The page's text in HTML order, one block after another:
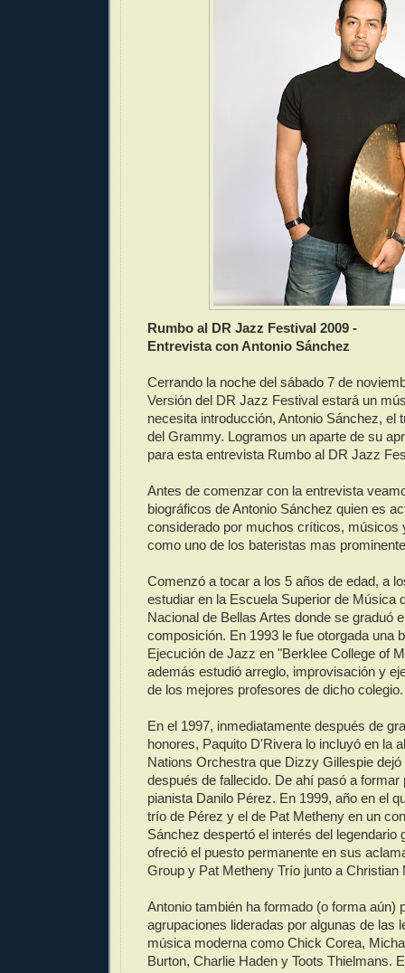
Rumbo al DR Jazz Festival 2009 -
Entrevista con Antonio Sánchez
Cerrando la noche del sábado 7 de
Versión del DR Jazz Festival estará un
necesita introducción, Antonio Sánchez, el
del Grammy. Logramos un aparte de su
para esta entrevista Rumbo al DR Jazz
Antes de comenzar con la entrevista
biográficos de Antonio Sánchez quien es
considerado por muchos críticos, músicos
como uno de los bateristas mas
Comenzó a tocar a los 5 años de edad, a
estudiar en la Escuela Superior de Música
Nacional de Bellas Artes donde se graduó
composición. En 1993 le fue otorgada una
Ejecución de Jazz en "Berklee College of
además estudió arreglo, improvisación y
de los mejores profesores de dicho colegio.
En el 1997, inmediatamente después de
honores, Paquito D'Rivera lo incluyó en la
Nations Orchestra que Dizzy Gillespie
después de fallecido. De ahí pasó a formar
pianista Danilo Pérez. En 1999, año en el
trío de Pérez y el de Pat Metheny en un
Sánchez despertó el interés del legendario
ofreció el puesto permanente en sus
Group y Pat Metheny Trío junto a Christian
Antonio también ha formado (o forma aún)
agrupaciones lideradas por algunas de las
música moderna como Chick Corea,
Burton, Charlie Haden y Toots Thielmans.